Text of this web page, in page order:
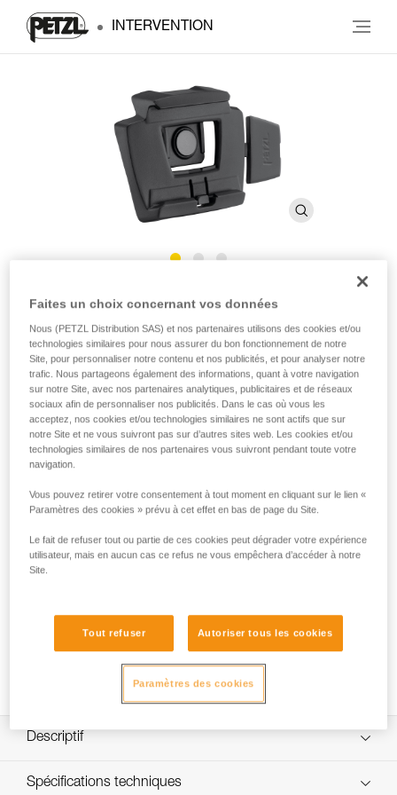
INTERVENTION
SLOT ADAPT
Platine permettant de fixer une lampe frontale sur un
casque Petzl
Platine permettant de fixer une lampe frontale sur un casque
Petzl VERTEX ou STRATO, tout en gardant la possibilité de
régler l'inclinaison de la lampe.
HOW TO set up SLOT ADAPT
Descriptif
Permet de fixer facilement une lampe frontale sur un
Spécifications techniques
Faites un choix concernant vos données
Nous (PETZL Distribution SAS) et nos partenaires utilisons des cookies et/ou
technologies similaires pour nous assurer du bon fonctionnement de notre
Site, pour personnaliser notre contenu et nos publicités, et pour analyser notre
trafic. Nous partageons également des informations, quant à votre navigation
sur notre Site, avec nos partenaires analytiques, publicitaires et de réseaux
sociaux afin de personnaliser nos publicités. Dans le cas où vous les
acceptez, nos cookies et/ou technologies similaires ne sont actifs que sur
notre Site et ne vous suivront pas sur d’autres sites web. Les cookies et/ou
technologies similaires de nos partenaires vous suivront pendant toute votre
navigation.
Vous pouvez retirer votre consentement à tout moment en cliquant sur le lien «
Paramètres des cookies » prévu à cet effet en bas de page du Site.
Le fait de refuser tout ou partie de ces cookies peut dégrader votre expérience
utilisateur, mais en aucun cas ce refus ne vous empêchera d’accéder à notre
Site.
Tout refuser Autoriser tous les cookies
Paramètres des cookies